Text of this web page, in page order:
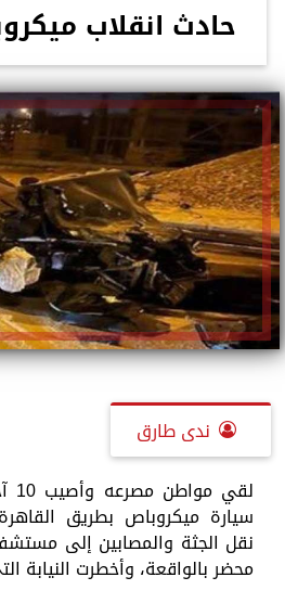
حادث انقلاب
ندى طارق
سيارة ميكروباص بطريق
نقل الجثة والمصابين إلى
محضر بالواقعة، وأخطرت النيابة